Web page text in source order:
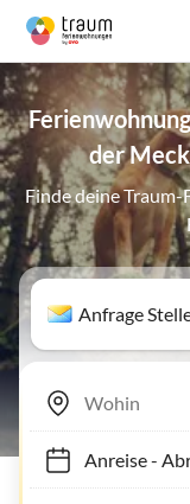
der
Finde deine
Anfrage
Anreise-